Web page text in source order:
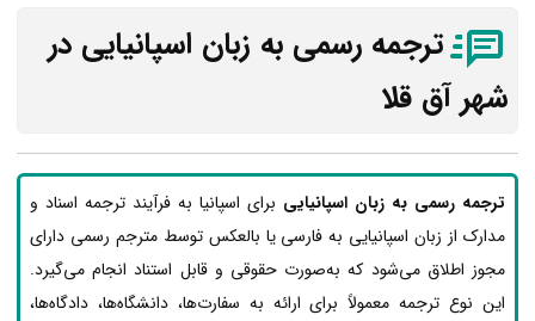
ترجمه رسمی به زبان اسپانیایی در
شهر آق قلا
ترجمه رسمی به زبان اسپانیایی برای اسپانیا به فرآیند ترجمه اسناد و
مدارک از زبان اسپانیایی به فارسی یا بالعکس توسط مترجم رسمی دارای
مجوز اطلاق می‌شود که به‌صورت حقوقی و قابل استناد انجام می‌گیرد.
این نوع ترجمه معمولاً برای ارائه به سفارت‌ها، دانشگاه‌ها، دادگاه‌ها،